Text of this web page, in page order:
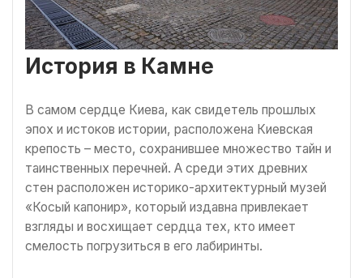
История в Камне
В самом сердце Киева, как свидетель прошлых
эпох и истоков истории, расположена Киевская
крепость – место, сохранившее множество тайн и
таинственных перечней. А среди этих древних
стен расположен историко-архитектурный музей
«Косый капонир», который издавна привлекает
взгляды и восхищает сердца тех, кто имеет
смелость погрузиться в его лабиринты.